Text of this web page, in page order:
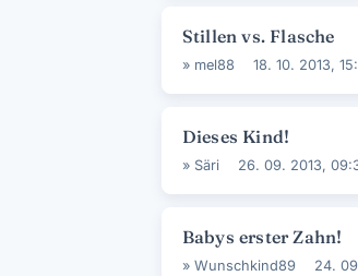
Stillen vs. Flasche
» mel88 18. 10. 2013,
Dieses Kind!
» Säri 26. 09. 2013,
Babys erster Zahn!
» Wunschkind89 24.